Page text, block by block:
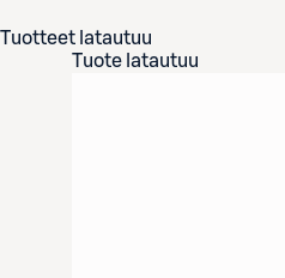
Tuotteet latautuu
Tuote latautuu